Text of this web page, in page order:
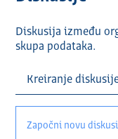
Diskusija između
skupa podataka.
Započni novu